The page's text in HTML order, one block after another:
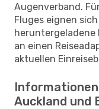
Augenverband.
Fluges eignen
heruntergeladene
an einen
aktuellen
Auckland und